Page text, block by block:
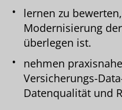
lernen zu
Modernisierung
überlegen ist.
nehmen
Versicherungs-
Datenqualität und